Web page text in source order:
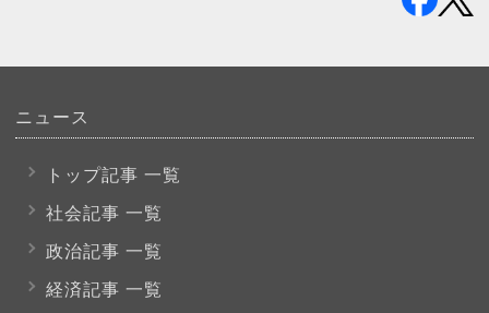
ニュース
トップ記事 一覧
社会記事 一覧
政治記事 一覧
経済記事 一覧